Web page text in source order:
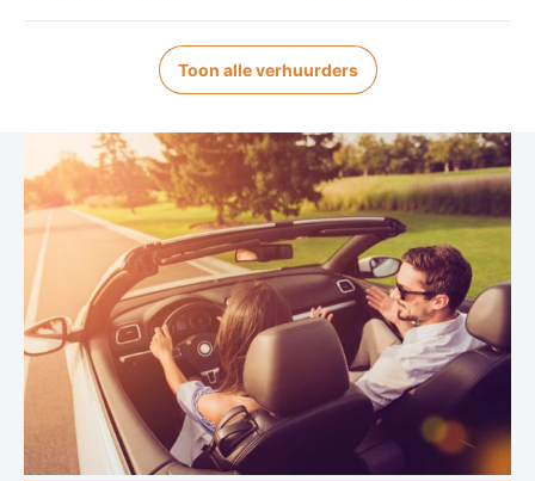
Toon alle verhuurders